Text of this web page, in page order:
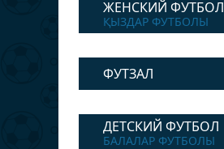
ЖЕНСКИЙ ФУТБОЛ
ҚЫЗДАР ФУТБОЛЫ
ФУТЗАЛ
ДЕТСКИЙ ФУТБОЛ
БАЛАЛАР ФУТБОЛЫ